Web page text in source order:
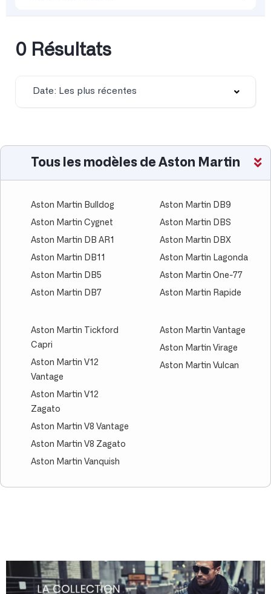
0 Résultats
Date: Les plus récentes
Tous les modèles de Aston Martin
Aston Martin Bulldog
Aston Martin Cygnet
Aston Martin DB AR1
Aston Martin DB11
Aston Martin DB5
Aston Martin DB7
Aston Martin DB9
Aston Martin DBS
Aston Martin DBX
Aston Martin Lagonda
Aston Martin One-77
Aston Martin Rapide
Aston Martin Tickford
Capri
Aston Martin V12
Vantage
Aston Martin V12
Zagato
Aston Martin V8 Vantage
Aston Martin V8 Zagato
Aston Martin Vanquish
Aston Martin Vantage
Aston Martin Virage
Aston Martin Vulcan